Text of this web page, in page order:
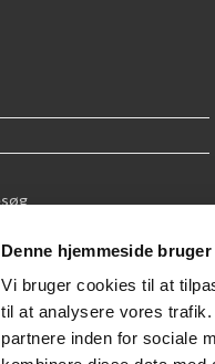
Denne hjemmeside
Vi bruger cookies til at
til at analysere vores
partnere inden for sociale